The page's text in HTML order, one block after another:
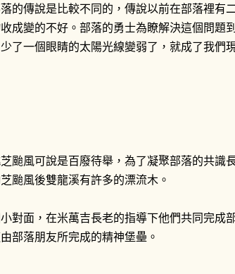
的傳說是比較不同的，傳說以前在部落裡有
成變的不好。部落的勇士為瞭解決這個問題
了一個眼睛的太陽光線變弱了，就成了我們
颱風可說是百廢待舉，為了凝聚部落的共識
颱風後雙龍溪有許多的漂流木。
對面，在米萬吉長老的指導下他們共同完成
部落朋友所完成的精神堡壘。